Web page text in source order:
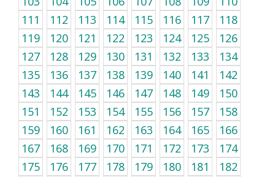
111
112 113 114 115 116 117
118
119
120 121 122 123 124 125
126
127
128 129 130 131 132 133
134
135
136 137 138 139 140 141
142
143
144 145 146 147 148 149
150
151
152 153 154 155 156 157
158
159
160 161 162 163 164 165
166
167
168 169 170 171 172 173
174
175
176 177 178 179 180 181
182